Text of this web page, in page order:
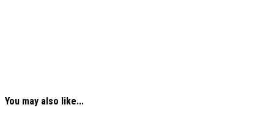
You may also like...